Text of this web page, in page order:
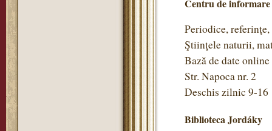
Centru de
Periodice,
Ştiinţele naturii,
Bază de date online
Str. Napoca nr. 2
Deschis zilnic 9-16
Biblioteca Jordáky